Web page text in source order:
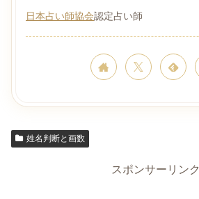
日本占い師協会認定占い師
姓名判断と画数
スポンサーリンク